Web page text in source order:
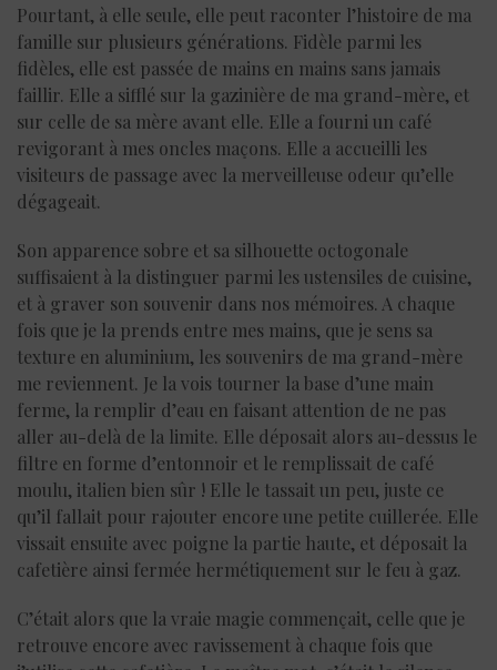
Pourtant, à elle seule, elle peut raconter l’histoire de ma
famille sur plusieurs générations. Fidèle parmi les
fidèles, elle est passée de mains en mains sans jamais
faillir. Elle a sifflé sur la gazinière de ma grand-mère, et
sur celle de sa mère avant elle. Elle a fourni un café
revigorant à mes oncles maçons. Elle a accueilli les
visiteurs de passage avec la merveilleuse odeur qu’elle
dégageait.
Son apparence sobre et sa silhouette octogonale
suffisaient à la distinguer parmi les ustensiles de cuisine,
et à graver son souvenir dans nos mémoires. A chaque
fois que je la prends entre mes mains, que je sens sa
texture en aluminium, les souvenirs de ma grand-mère
me reviennent. Je la vois tourner la base d’une main
ferme, la remplir d’eau en faisant attention de ne pas
aller au-delà de la limite. Elle déposait alors au-dessus le
filtre en forme d’entonnoir et le remplissait de café
moulu, italien bien sûr ! Elle le tassait un peu, juste ce
qu’il fallait pour rajouter encore une petite cuillerée. Elle
vissait ensuite avec poigne la partie haute, et déposait la
cafetière ainsi fermée hermétiquement sur le feu à gaz.
C’était alors que la vraie magie commençait, celle que je
retrouve encore avec ravissement à chaque fois que